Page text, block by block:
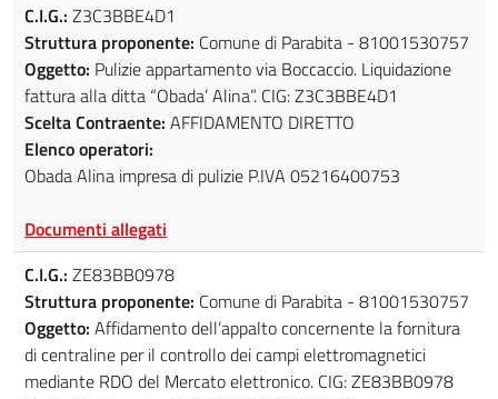
C.I.G.: Z3C3BBE4D1
Struttura proponente: Comune di Parabita - 81001530757
Oggetto: Pulizie appartamento via Boccaccio. Liquidazione
fattura alla ditta “Obada’ Alina”. CIG: Z3C3BBE4D1
Scelta Contraente: AFFIDAMENTO DIRETTO
Elenco operatori:
Obada Alina impresa di pulizie P.IVA 05216400753
Documenti allegati
C.I.G.: ZE83BB0978
Struttura proponente: Comune di Parabita - 81001530757
Oggetto: Affidamento dell’appalto concernente la fornitura
di centraline per il controllo dei campi elettromagnetici
mediante RDO del Mercato elettronico. CIG: ZE83BB0978